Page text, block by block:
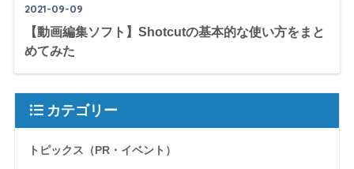
2021-09-09
【動画編集ソフト】Shotcutの基本的な使い方をまと
めてみた
カテゴリー
トピックス（PR・イベント）